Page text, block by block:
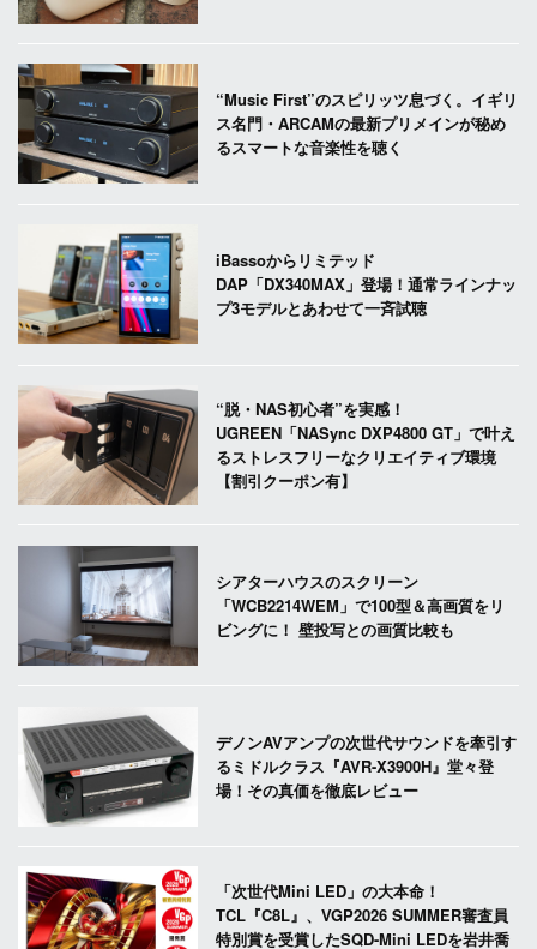
“Music First”のスピリッツ息づく。イギリ
ス名門・ARCAMの最新プリメインが秘め
るスマートな音楽性を聴く
iBassoからリミテッド
DAP「DX340MAX」登場！通常ラインナッ
プ3モデルとあわせて一斉試聴
“脱・NAS初心者”を実感！
UGREEN「NASync DXP4800 GT」で叶え
るストレスフリーなクリエイティブ環境
【割引クーポン有】
シアターハウスのスクリーン
「WCB2214WEM」で100型＆高画質をリ
ビングに！ 壁投写との画質比較も
デノンAVアンプの次世代サウンドを牽引す
るミドルクラス『AVR-X3900H』堂々登
場！その真価を徹底レビュー
「次世代Mini LED」の大本命！
TCL『C8L』、VGP2026 SUMMER審査員
特別賞を受賞したSQD-Mini LEDを岩井喬